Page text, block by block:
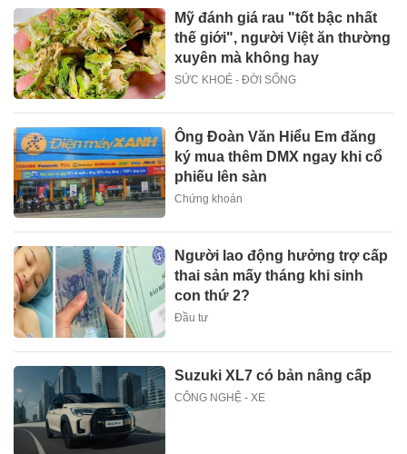
Mỹ đánh giá rau "tốt bậc nhất
thế giới", người Việt ăn thường
xuyên mà không hay
SỨC KHOẺ - ĐỜI SỐNG
Ông Đoàn Văn Hiểu Em đăng
ký mua thêm DMX ngay khi cổ
phiếu lên sàn
Chứng khoán
Người lao động hưởng trợ cấp
thai sản mấy tháng khi sinh
con thứ 2?
Đầu tư
Suzuki XL7 có bản nâng cấp
CÔNG NGHỆ - XE